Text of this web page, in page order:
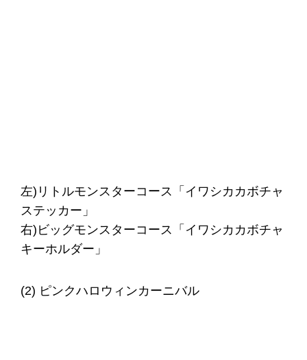
左)リトルモンスターコース「イワシカカボチャ
ステッカー」
右)ビッグモンスターコース「イワシカカボチャ
キーホルダー」
(2) ピンクハロウィンカーニバル